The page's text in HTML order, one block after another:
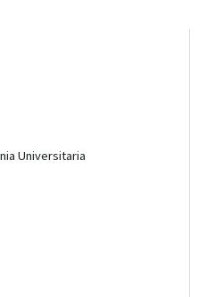
Universitaria